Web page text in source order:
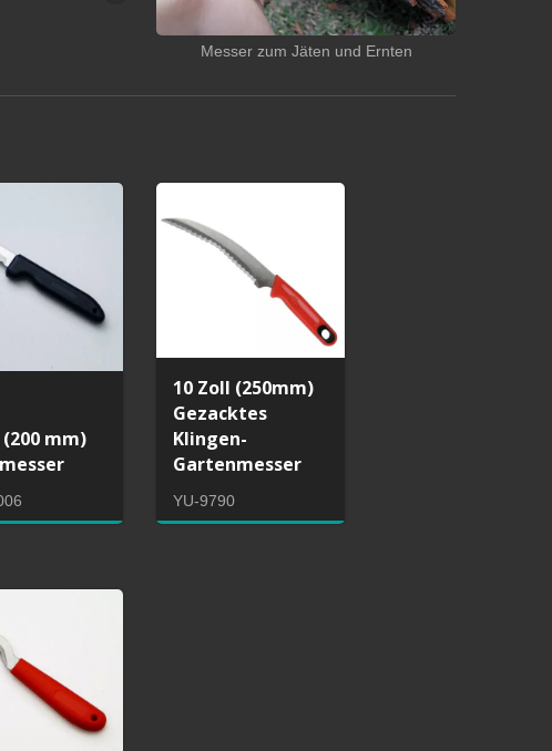
Messer zum Jäten und Ernten
mm)
10 Zoll (250mm)
Gezacktes
Klingen-
Gartenmesser
YU-9790